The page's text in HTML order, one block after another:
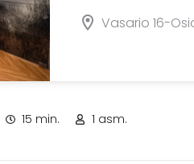
Vasario 16-
15 min. 1 asm.